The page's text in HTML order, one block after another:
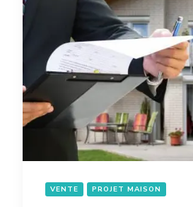
VENTE PROJET MAISON